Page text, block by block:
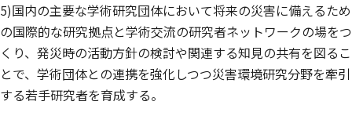
5)国内の主要な学術研究団体において将来の災害に備えるため
の国際的な研究拠点と学術交流の研究者ネットワークの場をつ
くり、発災時の活動方針の検討や関連する知見の共有を図るこ
とで、学術団体との連携を強化しつつ災害環境研究分野を牽引
する若手研究者を育成する。